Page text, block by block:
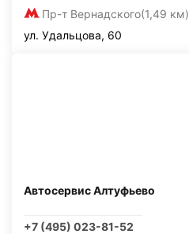
Пр-т Вернадского(1,49 км)
ул. Удальцова, 60
Автосервис Алтуфьево
+7 (495) 023-81-52